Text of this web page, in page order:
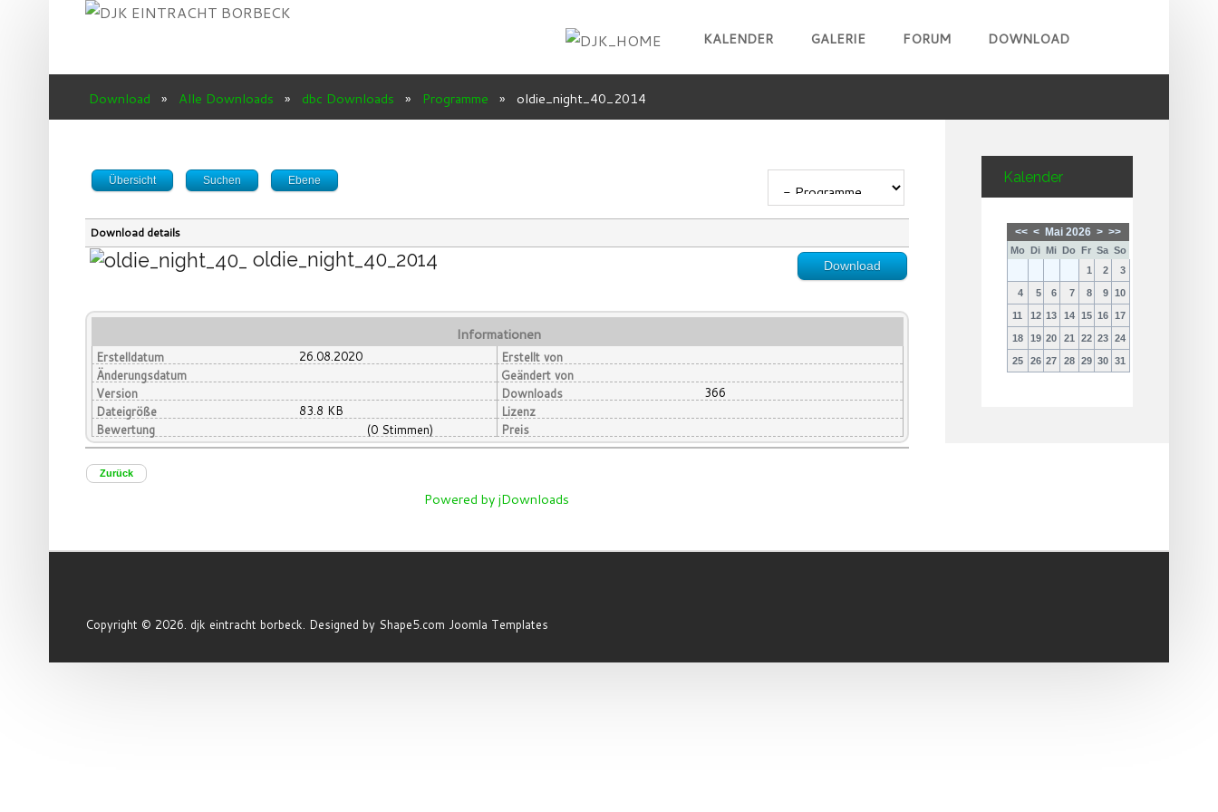
KALENDER GALERIE FORUM DOWNLOAD
Download » Alle Downloads » dbc Downloads » Programme » oldie_night_40_2014
Übersicht Suchen Ebene
Download details
oldie_night_40_2014 Download
Informationen
Erstelldatum
26.08.2020
Änderungsdatum
Version
Dateigröße
83.8 KB
Bewertung
(0 Stimmen)
Erstellt von
Geändert von
Downloads
366
Lizenz
Preis
Zurück
Powered by jDownloads
Kalender
<< < Mai 2026 > >>
Mo Di Mi Do Fr Sa So
1
2 3
4 5 6 7 8 9 10
11 12 13 14 15 16 17
18 19 20 21 22 23 24
25 26 27 28 29 30 31
Copyright © 2026. djk eintracht borbeck. Designed by Shape5.com Joomla Templates